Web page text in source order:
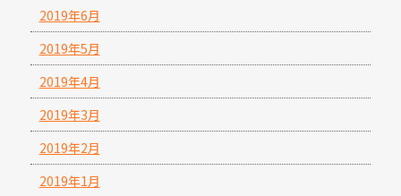
2019年6月
2019年5月
2019年4月
2019年3月
2019年2月
2019年1月